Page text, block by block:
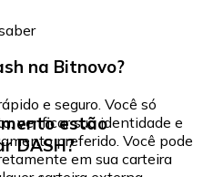
na Bitnovo?
e seguro. Você só
verificar sua identidade e
preferido. Você pode
em sua carteira
estão
DASH?